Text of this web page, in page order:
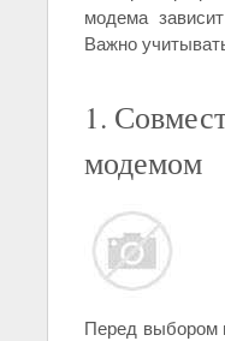
модема
Важно
1.
модемом
Перед выбором